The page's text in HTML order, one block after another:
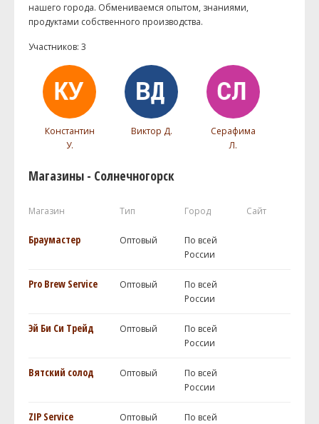
нашего города. Обмениваемся опытом, знаниями,
продуктами собственного производства.
Участников: 3
Константин
У.
Виктор Д.
Серафима
Л.
Магазины - Солнечногорск
Магазин Тип Город Сайт
Браумастер Оптовый
По всей
России
Pro Brew Service Оптовый
По всей
России
Эй Би Си Трейд Оптовый
По всей
России
Вятский солод Оптовый
По всей
России
ZIP Service Оптовый
По всей